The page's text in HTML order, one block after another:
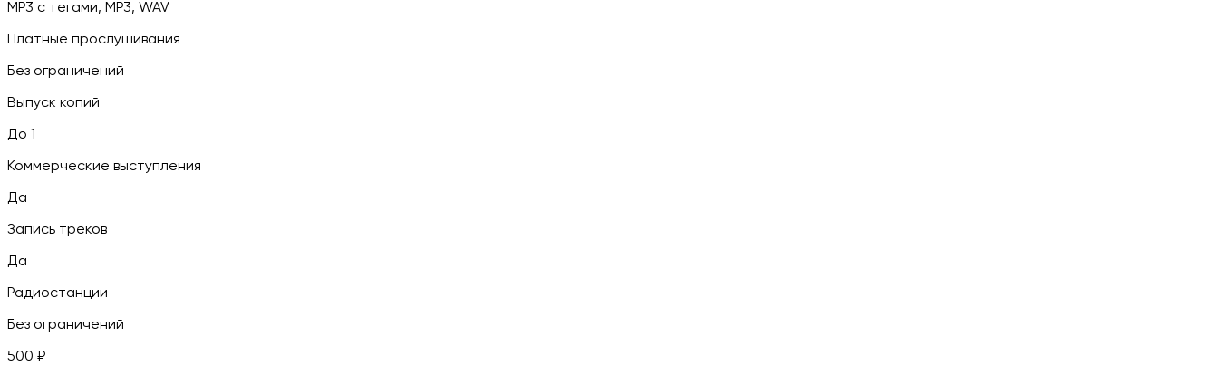
MP3 c тегами, MP3, WAV
Платные прослушивания
Без ограничений
Выпуск копий
До 1
Коммерческие выступления
Да
Запись треков
Да
Радиостанции
Без ограничений
500 ₽